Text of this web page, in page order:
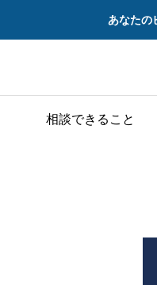
あなた
相談できること